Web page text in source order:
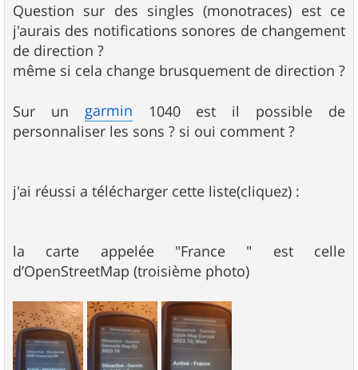
Question sur des singles (monotraces) est ce
j'aurais des notifications sonores de changement
de direction ?
même si cela change brusquement de direction ?
Sur un garmin 1040 est il possible de
personnaliser les sons ? si oui comment ?
j'ai réussi a télécharger cette liste(cliquez) :
la carte appelée "France " est celle
d’OpenStreetMap (troisième photo)